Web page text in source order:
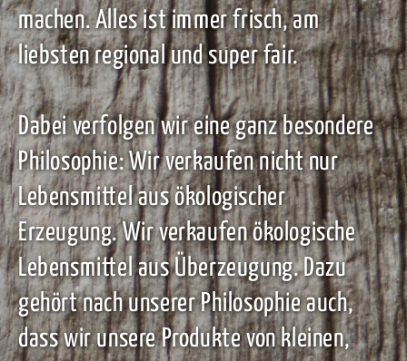
machen. Alles ist immer frisch, am
liebsten regional und super fair.
Dabei verfolgen wir eine ganz besondere
Philosophie: Wir verkaufen nicht nur
Lebensmittel aus ökologischer
Erzeugung. Wir verkaufen ökologische
Lebensmittel aus Überzeugung. Dazu
gehört nach unserer Philosophie auch,
dass wir unsere Produkte von kleinen,